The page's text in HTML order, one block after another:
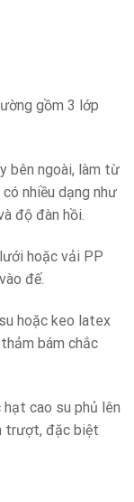
gồm 3 lớp
bên ngoài, làm từ
nhiều dạng như
độ đàn hồi.
hoặc vải PP
đế.
hoặc keo latex
bám chắc
cao su phủ lên
trượt, đặc biệt